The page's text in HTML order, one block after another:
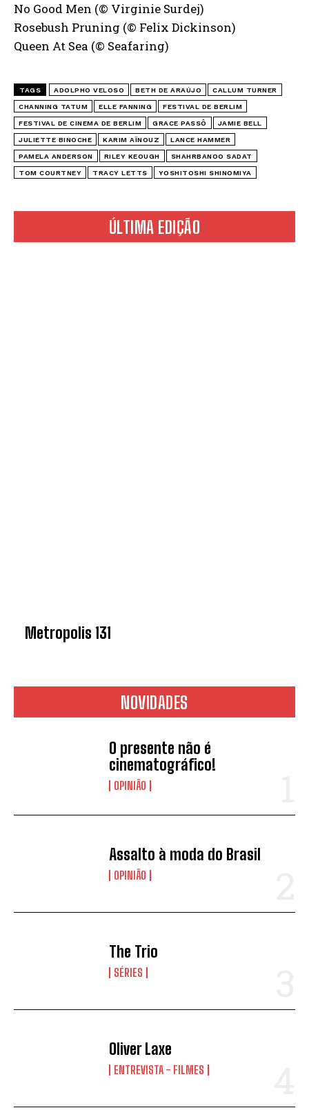
ÚLTIMA EDIÇÃO
Metropolis 131
NOVIDADES
O presente não é
cinematográfico!
OPINIÃO
Assalto à moda do Brasil
OPINIÃO
The Trio
SÉRIES
Oliver Laxe
ENTREVISTA - FILMES
No Good Men (© Virginie Surdej)
Rosebush Pruning (© Felix Dickinson)
Queen At Sea (© Seafaring)
TAGS ADOLPHO VELOSO BETH DE ARAÚJO CALLUM TURNER
CHANNING TATUM ELLE FANNING FESTIVAL DE BERLIM
FESTIVAL DE CINEMA DE BERLIM GRACE PASSÔ JAMIE BELL
JULIETTE BINOCHE KARIM AÏNOUZ LANCE HAMMER
PAMELA ANDERSON RILEY KEOUGH SHAHRBANOO SADAT
TOM COURTNEY TRACY LETTS YOSHITOSHI SHINOMIYA